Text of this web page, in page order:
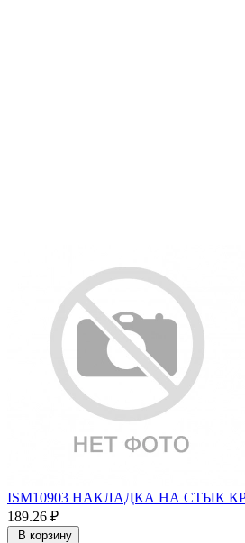
ISM10903 НАКЛАДКА НА СТЫК
189.26 ₽
В корзину